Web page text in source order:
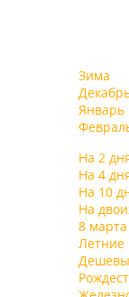
Для
Зима
Январь
На 2
На 4
На 10
На
8 марта
Летние